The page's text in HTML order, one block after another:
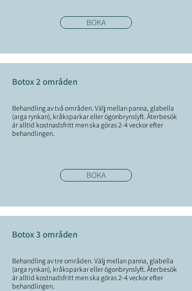
BOKA
Botox 2 områden
Behandling av två områden. Välj mellan panna, glabella
(arga rynkan), kråksparkar eller ögonbrynslyft. Återbesök
är alltid kostnadsfritt men ska göras 2-4 veckor efter
behandlingen.
BOKA
Botox 3 områden
Behandling av tre områden. Välj mellan panna, glabella
(arga rynkan), kråksparkar eller ögonbrynslyft. Återbesök
är alltid kostnadsfritt men ska göras 2-4 veckor efter
behandlingen.